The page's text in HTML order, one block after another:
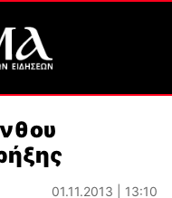
01.11.2013 | 13:10